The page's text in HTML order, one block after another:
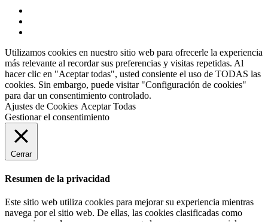
Utilizamos cookies en nuestro sitio web para ofrecerle la experiencia
más relevante al recordar sus preferencias y visitas repetidas. Al
hacer clic en "Aceptar todas", usted consiente el uso de TODAS las
cookies. Sin embargo, puede visitar "Configuración de cookies"
para dar un consentimiento controlado.
Ajustes de Cookies Aceptar Todas
Gestionar el consentimiento
Cerrar
Resumen de la privacidad
Este sitio web utiliza cookies para mejorar su experiencia mientras
navega por el sitio web. De ellas, las cookies clasificadas como